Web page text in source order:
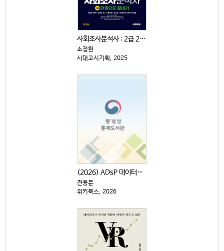
사회조사분석사 : 2급 2차|실기 : 한권으로 끝내기
소정현
시대고시기획, 2025
(2026) ADsP 데이터분석 준전문가 : 최신 기출...
전용문
위키북스, 2026